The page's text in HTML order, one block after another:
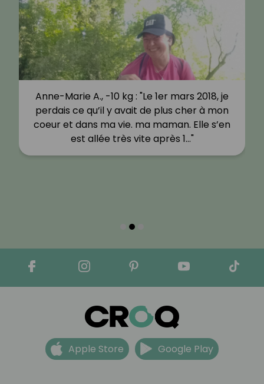
Anne-Marie A., -10 kg : "Le 1er mars 2018, je
perdais ce qu’il y avait de plus cher à mon
coeur et dans ma vie. ma maman. Elle s’en
est allée très vite après 1…"
Apple Store Google Play